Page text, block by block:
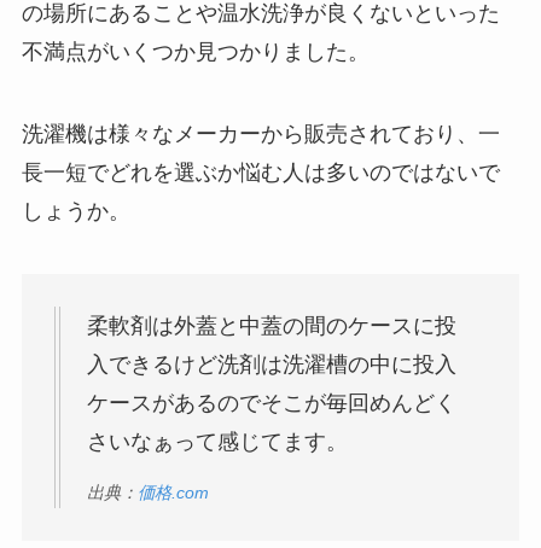
の場所にあることや温水洗浄が良くないといった
不満点がいくつか見つかりました。
洗濯機は様々なメーカーから販売されており、一
長一短でどれを選ぶか悩む人は多いのではないで
しょうか。
柔軟剤は外蓋と中蓋の間のケースに投
入できるけど洗剤は洗濯槽の中に投入
ケースがあるのでそこが毎回めんどく
さいなぁって感じてます。
出典： 価格.com